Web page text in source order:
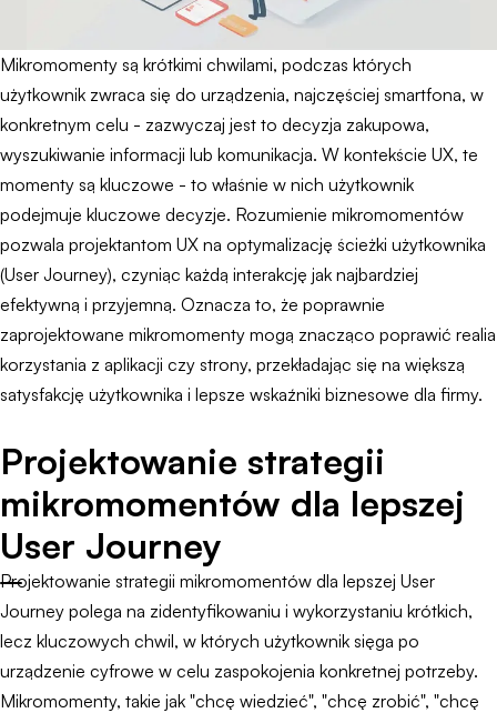
Mikromomenty są krótkimi chwilami, podczas których
użytkownik zwraca się do urządzenia, najczęściej smartfona, w
konkretnym celu - zazwyczaj jest to decyzja zakupowa,
wyszukiwanie informacji lub komunikacja. W kontekście UX, te
momenty są kluczowe - to właśnie w nich użytkownik
podejmuje kluczowe decyzje. Rozumienie mikromomentów
pozwala projektantom UX na optymalizację ścieżki użytkownika
(User Journey), czyniąc każdą interakcję jak najbardziej
efektywną i przyjemną. Oznacza to, że poprawnie
zaprojektowane mikromomenty mogą znacząco poprawić realia
korzystania z aplikacji czy strony, przekładając się na większą
satysfakcję użytkownika i lepsze wskaźniki biznesowe dla firmy.
Projektowanie strategii
mikromomentów dla lepszej
User Journey
Projektowanie strategii mikromomentów dla lepszej User
Journey polega na zidentyfikowaniu i wykorzystaniu krótkich,
lecz kluczowych chwil, w których użytkownik sięga po
urządzenie cyfrowe w celu zaspokojenia konkretnej potrzeby.
Mikromomenty, takie jak "chcę wiedzieć", "chcę zrobić", "chcę